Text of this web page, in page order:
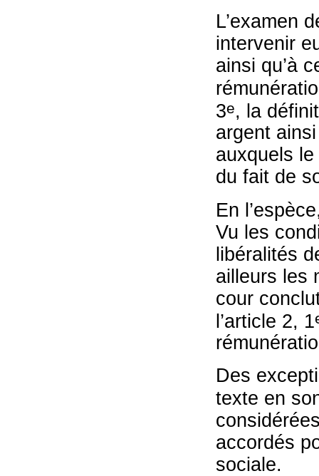
L’examen
intervenir
ainsi qu’à
3e, la
argent
auxquels
du fait de
En
Vu les
libéralités
ailleurs les
cour
l’article 2, 1
Des
texte en
accordés
sociale.